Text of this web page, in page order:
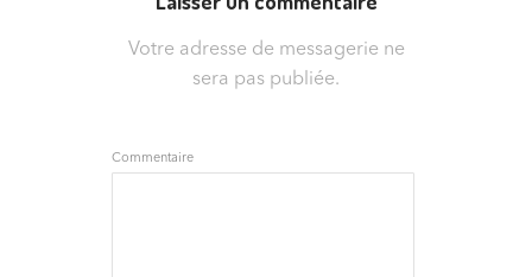
Votre adresse de messagerie ne
sera pas publiée.
Commentaire